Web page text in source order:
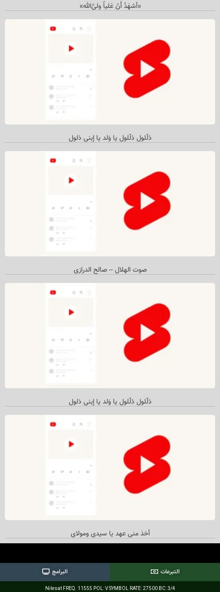
«أشهَدُ أَنّ عَلیاً ولی‌َّالله»
دَلّلول دَلّلول یا وَلد یا إبني دَلول
صوت الهلال – صالح الدرازي
دَلّلول دَلّلول یا وَلد یا إبني دَلول
أخذ مني عهد يا سيدي ومولاي
التبرعات البرامج
Nilesat FREQ. 11555 POL: V SYMBOL RATE: 27500 BC: 3/4